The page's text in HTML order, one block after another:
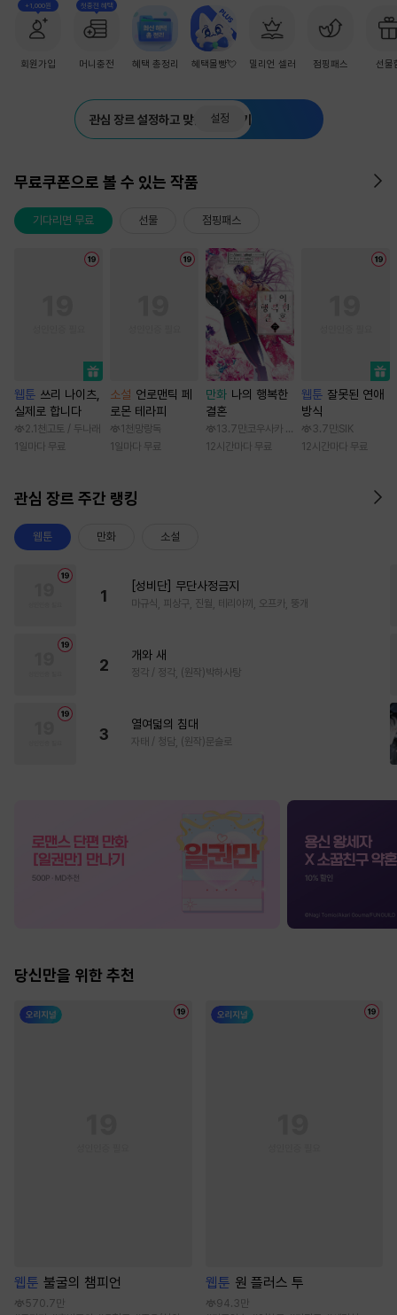
+1,000원
회원가입
첫충전 혜택
머니충전 혜택 총정리 혜택몰빵💘 밀리언 셀러 점핑패스 선물
관심 장르 설정하고 맞춤 추천 받기
설정
무료쿠폰으로 볼 수 있는 작품
기다리면 무료 선물 점핑패스
웹툰 쓰리 나이츠,
실제로 합니다
2.1천 고토 / 두나래
1일마다 무료
소설 언로맨틱 페
로몬 테라피
1천 망랑독
1일마다 무료
만화 나의 행복한
결혼
13.7만 코우사카 리토 / 아기토기 아쿠미
12시간마다 무료
웹툰 잘못된 연애
방식
3.7만 SIK
12시간마다 무료
관심 장르 주간 랭킹
웹툰 만화 소설
1
[성비단] 무단사정금지
마규식, 피상구, 진월, 테리야끼, 오프카, 뚱개
2
개와 새
정각 / 정각, (원작)박하사탕
3
열여덟의 침대
자태 / 청담, (원작)문슬로
당신만을 위한 추천
웹툰 불굴의 챔피언
570.7만
웹툰 원 플러스 투
94.3만